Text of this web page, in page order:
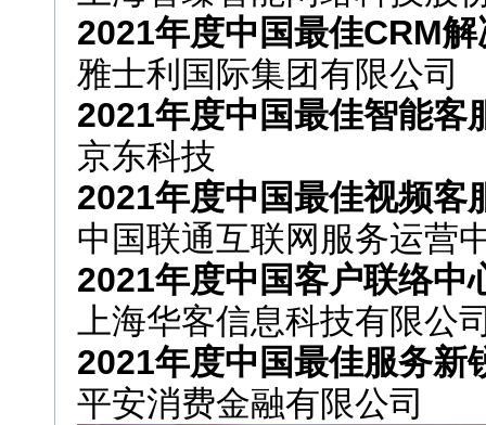
2021年度中国最佳CRM
雅士利国际集团有限公司
2021年度中国最佳智能客
京东科技
2021年度中国最佳视频客
中国联通互联网服务运营
2021年度中国客户联络中
上海华客信息科技有限公
2021年度中国最佳服务新
平安消费金融有限公司